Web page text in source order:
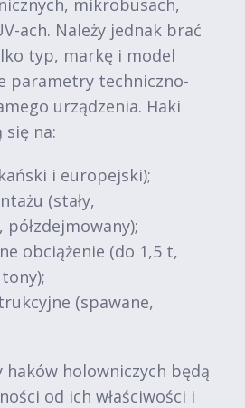
mikrobusach,
ach. Należy jednak brać
typ, markę i model
parametry techniczno-
urządzenia. Haki
się na:
i europejski);
(stały,
obciążenie (do 1,5 t,
(spawane,
haków holowniczych będą
od ich właściwości i